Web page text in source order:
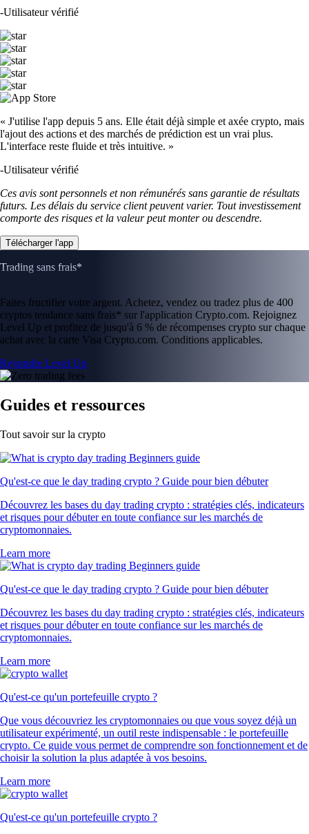
-Utilisateur vérifié
« J'utilise l'app depuis 5 ans. Elle était déjà simple et axée crypto, mais
l'ajout des actions et des marchés de prédiction est un vrai plus.
L'interface reste fluide et très intuitive. »
-Utilisateur vérifié
Ces avis sont personnels et non rémunérés sans garantie de résultats
futurs. Les délais du service client peuvent varier. Tout investissement
comporte des risques et la valeur peut monter ou descendre.
Télécharger l'app
Trading sans frais*
Faites fructifier votre argent. Achetez, vendez ou tradez plus de 400
cryptos tendance sans frais* sur l'application Crypto.com. Rejoignez
Level Up et profitez de jusqu'à 6 % de récompenses crypto sur chaque
achat avec la carte Visa Crypto.com. Conditions applicables.
Rejoindre Level Up
Guides et ressources
Tout savoir sur la crypto
Qu'est-ce que le day trading crypto ? Guide pour bien débuter
Découvrez les bases du day trading crypto : stratégies clés, indicateurs
et risques pour débuter en toute confiance sur les marchés de
cryptomonnaies.
Learn more
Qu'est-ce que le day trading crypto ? Guide pour bien débuter
Découvrez les bases du day trading crypto : stratégies clés, indicateurs
et risques pour débuter en toute confiance sur les marchés de
cryptomonnaies.
Learn more
Qu'est-ce qu'un portefeuille crypto ?
Que vous découvriez les cryptomonnaies ou que vous soyez déjà un
utilisateur expérimenté, un outil reste indispensable : le portefeuille
crypto. Ce guide vous permet de comprendre son fonctionnement et de
choisir la solution la plus adaptée à vos besoins.
Learn more
Qu'est-ce qu'un portefeuille crypto ?